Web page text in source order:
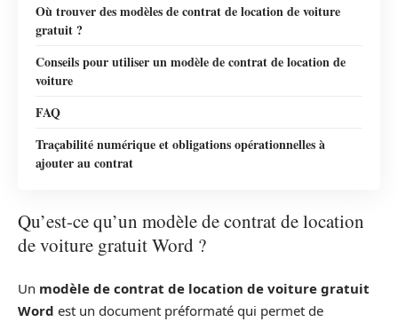
Où trouver des modèles de contrat de location de voiture
gratuit ?
Conseils pour utiliser un modèle de contrat de location de
voiture
FAQ
Traçabilité numérique et obligations opérationnelles à
ajouter au contrat
Qu’est-ce qu’un modèle de contrat de location
de voiture gratuit Word ?
Un modèle de contrat de location de voiture gratuit
Word est un document préformaté qui permet de